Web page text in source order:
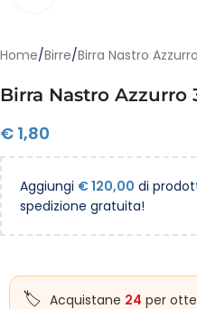
Home/Birre/Birra Nastro Azzurro
Birra Nastro Azzurro
€ 1,80
Aggiungi €120,00 di
spedizione gratuita!
Acquistane 24 per